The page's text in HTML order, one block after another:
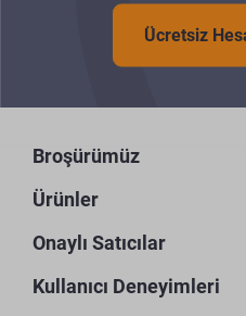
Ücretsiz
Broşürümüz
Ürünler
Onaylı Satıcılar
Kullanıcı Deneyimleri